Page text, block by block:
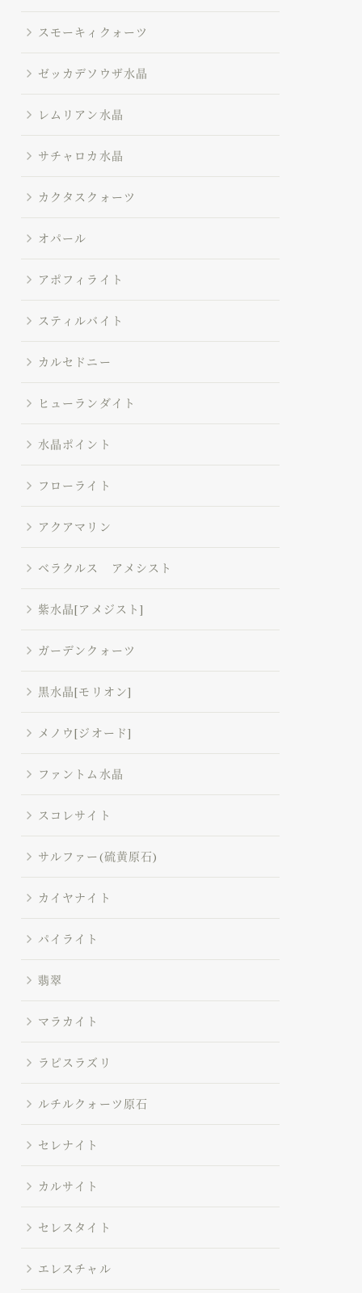
スモーキィクォーツ
ゼッカデソウザ水晶
レムリアン水晶
サチャロカ水晶
カクタスクォーツ
オパール
アポフィライト
スティルバイト
カルセドニー
ヒューランダイト
水晶ポイント
フローライト
アクアマリン
ベラクルス アメシスト
紫水晶[アメジスト]
ガーデンクォーツ
黒水晶[モリオン]
メノウ[ジオード]
ファントム水晶
スコレサイト
サルファー(硫黄原石)
カイヤナイト
パイライト
翡翠
マラカイト
ラピスラズリ
ルチルクォーツ原石
セレナイト
カルサイト
セレスタイト
エレスチャル